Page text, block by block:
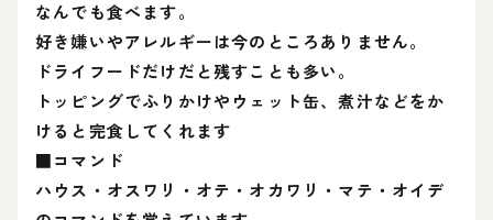
なんでも食べます。
好き嫌いやアレルギーは今のところありません。
ドライフードだけだと残すことも多い。
トッピングでふりかけやウェット缶、煮汁などをか
けると完食してくれます
■コマンド
ハウス・オスワリ・オテ・オカワリ・マテ・オイデ